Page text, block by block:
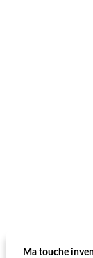
Ma touche